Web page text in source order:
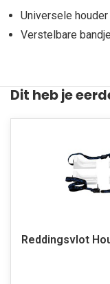
Universele houder
Verstelbare
Dit heb je
Reddingsvlot